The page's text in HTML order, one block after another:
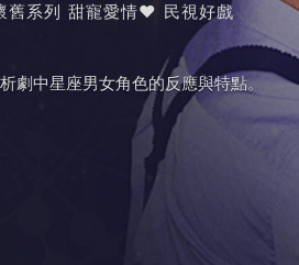
舊系列 甜寵愛情❤️ 民視好戲
劇中星座男女角色的反應與特點。